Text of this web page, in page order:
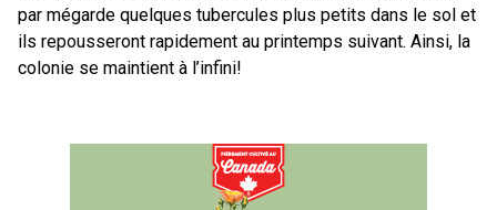
par mégarde quelques tubercules plus petits dans le sol et
ils repousseront rapidement au printemps suivant. Ainsi, la
colonie se maintient à l’infini!